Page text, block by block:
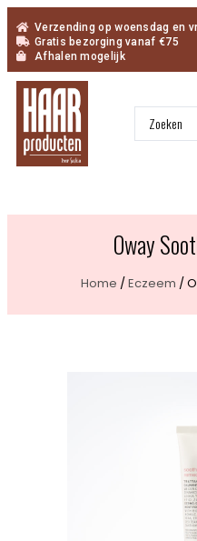
Verzending op woensdag en
Gratis bezorging vanaf €75
Afhalen mogelijk
Oway
Home /Eczeem /